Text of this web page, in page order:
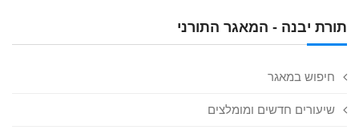
תורת יבנה - המאגר התורני
חיפוש במאגר
שיעורים חדשים ומומלצים